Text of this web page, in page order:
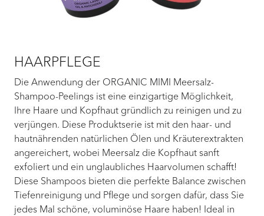
HAARPFLEGE
Die Anwendung der ORGANIC MIMI Meersalz-
Shampoo-Peelings ist eine einzigartige Möglichkeit,
Ihre Haare und Kopfhaut gründlich zu reinigen und zu
verjüngen. Diese Produktserie ist mit den haar- und
hautnährenden natürlichen Ölen und Kräuterextrakten
angereichert, wobei Meersalz die Kopfhaut sanft
exfoliert und ein unglaubliches Haarvolumen schafft!
Diese Shampoos bieten die perfekte Balance zwischen
Tiefenreinigung und Pflege und sorgen dafür, dass Sie
jedes Mal schöne, voluminöse Haare haben! Ideal in